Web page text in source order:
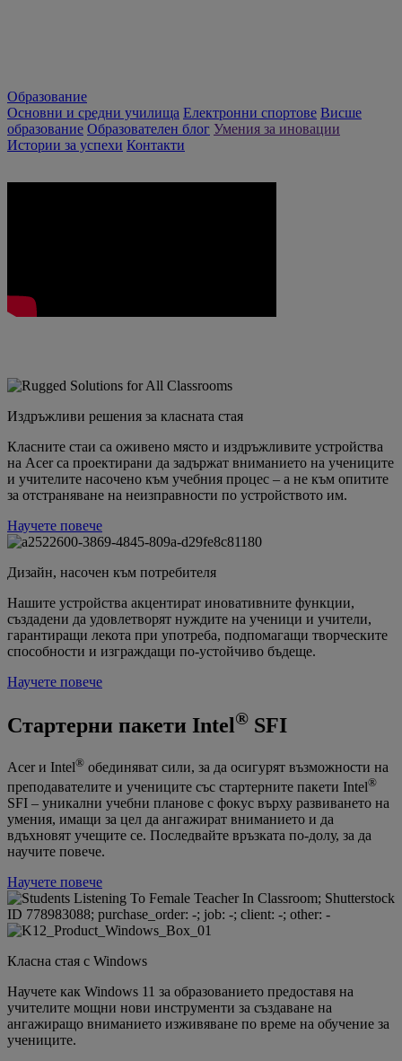
Образование
Основни и средни училища Електронни спортове Висше
образование Образователен блог Умения за иновации
Истории за успехи Контакти
Издръжливи решения за класната стая
Класните стаи са оживено място и издръжливите устройства
на Acer са проектирани да задържат вниманието на учениците
и учителите насочено към учебния процес – а не към опитите
за отстраняване на неизправности по устройството им.
Научете повече
Дизайн, насочен към потребителя
Нашите устройства акцентират иновативните функции,
създадени да удовлетворят нуждите на ученици и учители,
гарантиращи лекота при употреба, подпомагащи творческите
способности и изграждащи по-устойчиво бъдеще.
Научете повече
Стартерни пакети Intel® SFI
Acer и Intel® обединяват сили, за да осигурят възможности на
преподавателите и учениците със стартерните пакети Intel®
SFI – уникални учебни планове с фокус върху развиването на
умения, имащи за цел да ангажират вниманието и да
вдъхновят учещите се. Последвайте връзката по-долу, за да
научите повече.
Научете повече
Класна стая с Windows
Научете как Windows 11 за образованието предоставя на
учителите мощни нови инструменти за създаване на
ангажиращо вниманието изживяване по време на обучение за
учениците.